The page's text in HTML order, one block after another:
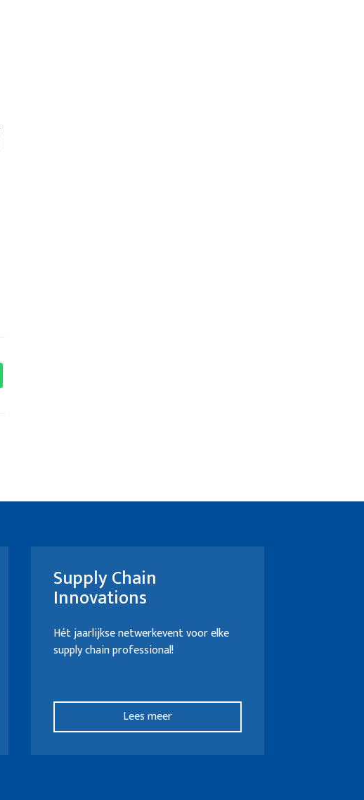
Supply Chain
Innovations
Hét jaarlijkse netwerkevent voor elke
supply chain professional!
Lees meer